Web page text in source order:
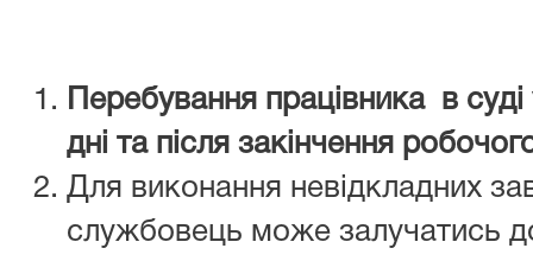
Перебування працівника в суді
дні та після закінчення
Для виконання невідкладних
службовець може залучатись